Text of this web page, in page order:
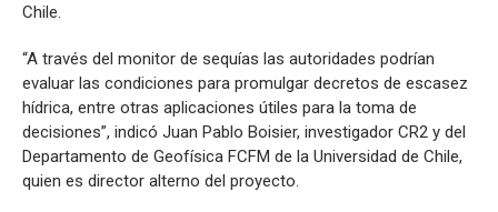
Chile.
“A través del monitor de sequías las autoridades podrían
evaluar las condiciones para promulgar decretos de escasez
hídrica, entre otras aplicaciones útiles para la toma de
decisiones”, indicó Juan Pablo Boisier, investigador CR2 y del
Departamento de Geofísica FCFM de la Universidad de Chile,
quien es director alterno del proyecto.